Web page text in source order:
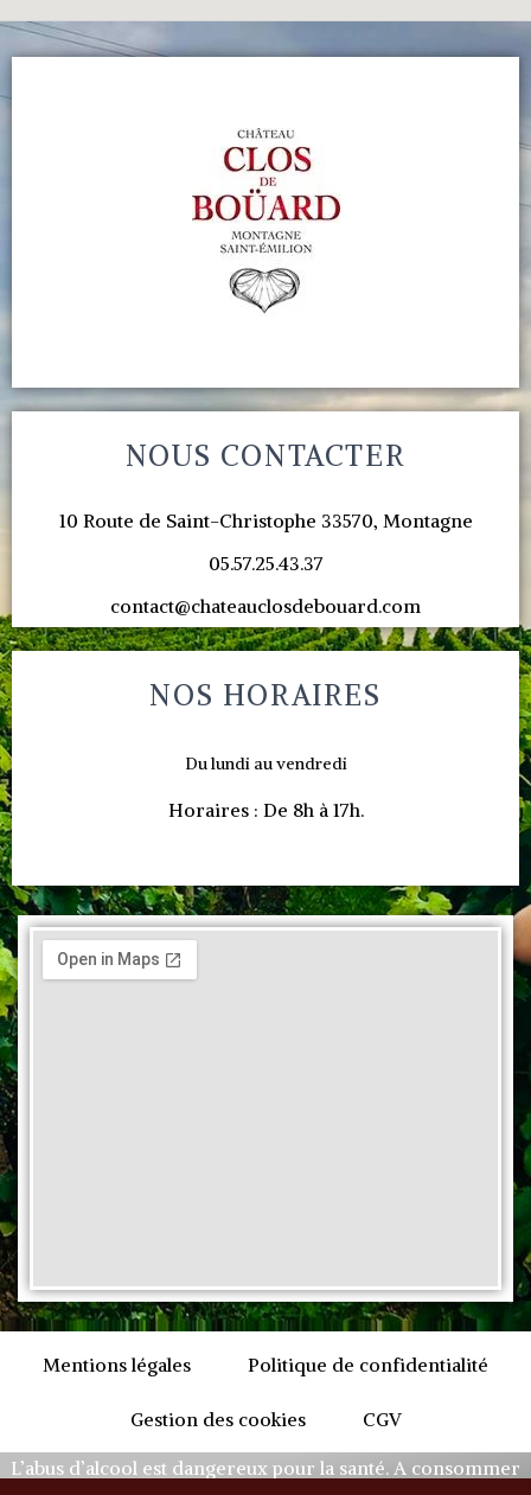
NOUS CONTACTER
10 Route de Saint-Christophe 33570, Montagne
05.57.25.43.37
contact@chateauclosdebouard.com
NOS HORAIRES
Du lundi au vendredi
Horaires : De 8h à 17h.
Mentions légales Politique de confidentialité
Gestion des cookies CGV
L’abus d’alcool est dangereux pour la santé. A consommer
avec modération.